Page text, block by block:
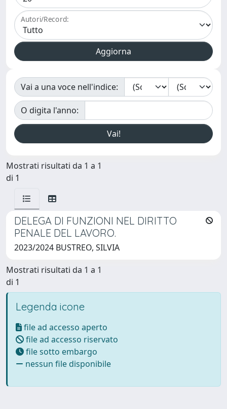
Autori/Record:
Vai a una voce nell'indice:
O digita l'anno:
Mostrati risultati da 1 a 1
di 1
DELEGA DI FUNZIONI NEL DIRITTO
PENALE DEL LAVORO.
2023/2024 BUSTREO, SILVIA
Mostrati risultati da 1 a 1
di 1
Legenda icone
file ad accesso aperto
file ad accesso riservato
file sotto embargo
nessun file disponibile